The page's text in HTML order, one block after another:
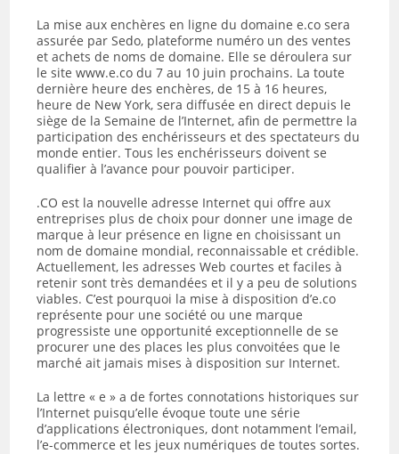
La mise aux enchères en ligne du domaine e.co sera
assurée par Sedo, plateforme numéro un des ventes
et achets de noms de domaine. Elle se déroulera sur
le site www.e.co du 7 au 10 juin prochains. La toute
dernière heure des enchères, de 15 à 16 heures,
heure de New York, sera diffusée en direct depuis le
siège de la Semaine de l’Internet, afin de permettre la
participation des enchérisseurs et des spectateurs du
monde entier. Tous les enchérisseurs doivent se
qualifier à l’avance pour pouvoir participer.
.CO est la nouvelle adresse Internet qui offre aux
entreprises plus de choix pour donner une image de
marque à leur présence en ligne en choisissant un
nom de domaine mondial, reconnaissable et crédible.
Actuellement, les adresses Web courtes et faciles à
retenir sont très demandées et il y a peu de solutions
viables. C’est pourquoi la mise à disposition d’e.co
représente pour une société ou une marque
progressiste une opportunité exceptionnelle de se
procurer une des places les plus convoitées que le
marché ait jamais mises à disposition sur Internet.
La lettre « e » a de fortes connotations historiques sur
l’Internet puisqu’elle évoque toute une série
d’applications électroniques, dont notamment l’email,
l’e-commerce et les jeux numériques de toutes sortes.